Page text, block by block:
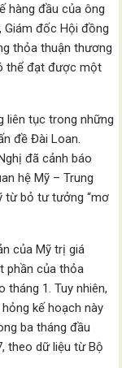
hàng đầu của ông
Giám đốc Hội đồng
thỏa thuận thương
thể đạt được một
liên tục trong những
đề Đài Loan.
đã cảnh báo
hệ Mỹ – Trung
từ bỏ tư tưởng “mơ
của Mỹ trị giá
phần của thỏa
1. Tuy nhiên,
kế hoạch này
ba tháng đầu
theo dữ liệu từ Bộ